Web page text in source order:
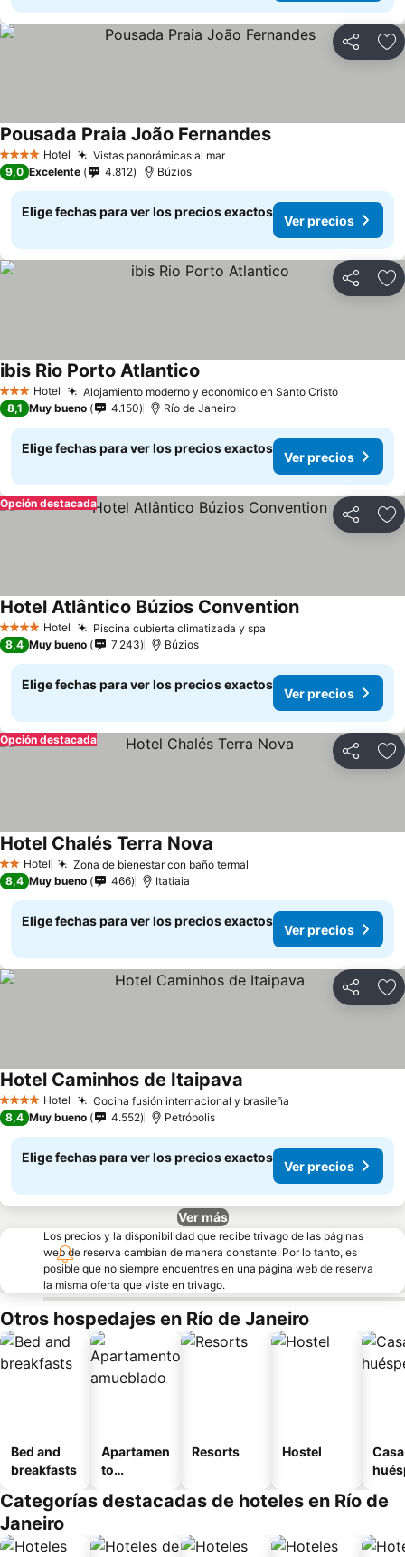
Compartir
4 EstrellasHotel Vistas panorámicas al marVer precios
Pousada Praia João FernandesVer precios
9,0 Excelente 4.812 Búzios
Elige fechas para ver los precios exactos
Ver precios
Compartir
3 Estrellas
Hotel Alojamiento moderno y económico en Santo CristoVer
ibis Rio Porto Atlantico
8,1 Muy bueno 4.150 Río de Janeiro
Elige fechas para ver los precios exactos
Ver precios
Compartir
Opción destacada
4 EstrellasHotel Piscina cubierta climatizada y spa
Hotel Atlântico Búzios ConventionVer precios
8,4 Muy bueno 7.243 Búzios
Elige fechas para ver los precios exactos
Ver precios
Compartir
Opción destacada
2 Estrellas
Hotel Zona de bienestar con baño termal
Hotel Chalés Terra Nova
8,4 Muy bueno 466 Itatiaia
Elige fechas para ver los precios exactos
Ver precios
Compartir
4 EstrellasHotel Cocina fusión internacional y brasileña
Hotel Caminhos de Itaipava
8,4 Muy bueno 4.552 Petrópolis
Elige fechas para ver los precios exactos
Ver precios
Ver más
Los precios y la disponibilidad que recibe trivago de las páginas
web de reserva cambian de manera constante. Por lo tanto, es
posible que no siempre encuentres en una página web de reserva
la misma oferta que viste en trivago.
Otros hospedajes en Río de Janeiro
Bed and
breakfasts
Apartamen
to
o
Resorts Hostel
Categorías destacadas de hoteles en Río de
Janeiro